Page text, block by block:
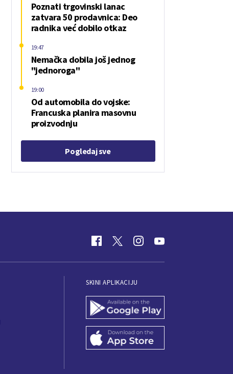
Poznati trgovinski lanac
zatvara 50 prodavnica: Deo
radnika već dobilo otkaz
Nemačka dobila još jednog
"jednoroga"
19:47
Od automobila do vojske:
Francuska planira masovnu
proizvodnju
19:00
Pogledaj sve
SKINI APLIKACIJU